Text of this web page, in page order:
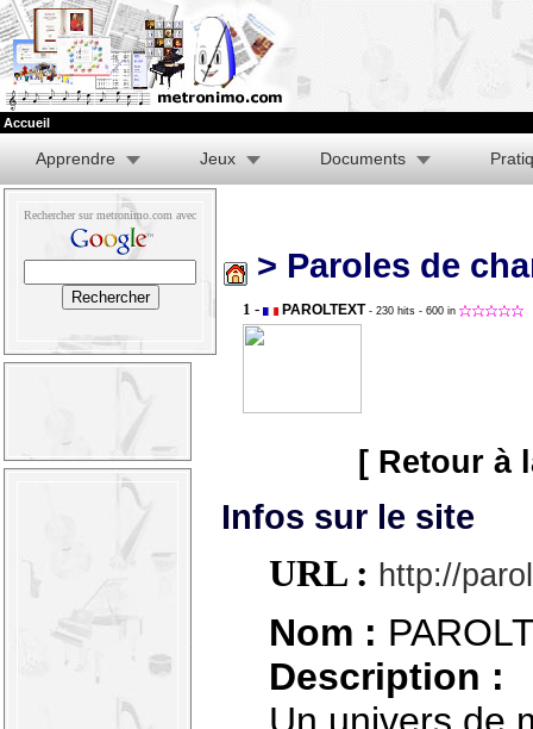
Accueil
Apprendre Jeux Documents
Rechercher sur metronimo.com avec
> Paroles de
1 - PAROLTEXT - 230 hits- 600 in
[ Retour à
Infos sur le site
URL : http://
Nom :
Description :